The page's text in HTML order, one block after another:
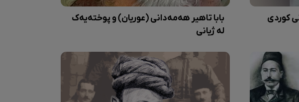
کوردی
بابا تاهیر هەمەدانی (عوریان) و پوختەیەک
لە ژیانی